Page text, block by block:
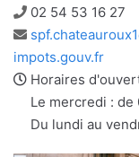
Téléphone
02 54 53 16 27
Adresse
e-
mail
impots.gouv.fr
Horaires
Le mercredi : de
Du lundi au